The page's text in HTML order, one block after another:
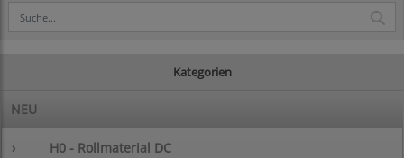
Kategorien
NEU
› H0 - Rollmaterial DC